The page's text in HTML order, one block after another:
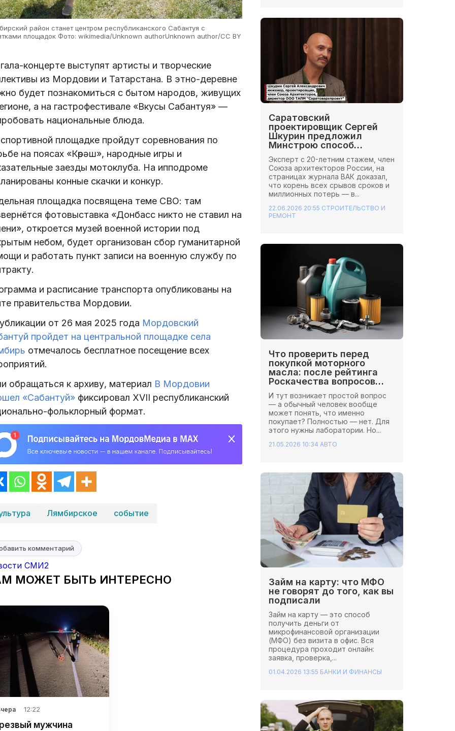
район станет центром республиканского Сабантуя с
площадок Фото: wikimedia/Unknown authorUnknown author/CC BY
концерте выступят артисты и творческие
из Мордовии и Татарстана. В этно-деревне
будет познакомиться с бытом народов, живущих
а на гастрофестивале «Вкусы Сабантуя» —
национальные блюда.
площадке пройдут соревнования по
на поясах «Көрәш», народные игры и
заезды мотоклуба. На ипподроме
конные скачки и конкур.
площадка посвящена теме СВО: там
фотовыставка «Донбасс никто не ставил на
откроется музей военной истории под
небом, будет организован сбор гуманитарной
и работать пункт записи на военную службу по
и расписание транспорта опубликованы на
правительства Мордовии.
от 26 мая 2025 года Мордовский
пройдет на центральной площадке села
отмечалось бесплатное посещение всех
обращаться к архиву, материал В Мордовии
«Сабантуй»фиксировал XVII республиканский
фольклорный формат.
Лямбирское событие
комментарий
СМИ2
МОЖЕТ БЫТЬ ИНТЕРЕСНО
12:22
мужчина
Саратовский
проектировщик Сергей
Шкурин предложил
Минстрою способ
сэкономить миллионы на
стройках
Эксперт с 20-летним стажем, член
Союза архитекторов России, на
страницах журнала ВАК доказал,
что корень всех срывов сроков и
миллионных потерь — в...
22.06.2026 20:55 СТРОИТЕЛЬСТВО И
РЕМОНТ
Что проверить перед
покупкой моторного
масла: после рейтинга
Роскачества вопросов
стало больше
И тут возникает простой вопрос
— а обычный человек вообще
может понять, что именно
покупает? Полностью — нет. Для
этого нужны лаборатории. Но...
21.05.2026 10:34 АВТО
Займ на карту: что МФО
не говорят до того, как вы
подписали
Займ на карту — это способ
получить деньги от
микрофинансовой организации
(МФО) без визита в офис. Вся
процедура проходит онлайн:
заявка, проверка,...
01.04.2026 13:55 БАНКИ И ФИНАНСЫ